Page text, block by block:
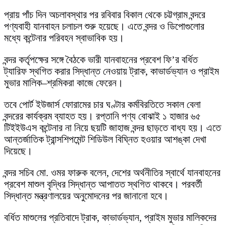
প্রায় পাঁচ দিন অচলাবস্থার পর রবিবার বিকাল থেকে চট্টগ্রাম বন্দরে
পণ্যবাহী যানবাহন চলাচল শুরু হয়েছে। এতে বন্দর ও ডিপোগুলোর
মধ্যে কন্টেনার পরিবহন স্বাভাবিক হয়।
বন্দর কর্তৃপক্ষের সঙ্গে বৈঠকে ভারী যানবাহনের প্রবেশ ফি’র বর্ধিত
ট্যারিফ স্থগিত করার সিদ্ধান্ত নেওয়ায় ট্রাক, কাভার্ডভ্যান ও প্রাইম
মুভার মালিক–শ্রমিকরা কাজে ফেরেন।
তবে পোর্ট ইউজার্স ফোরামের চার ঘণ্টার কর্মবিরতিতে সকাল বেলা
বন্দরের কার্যক্রম ব্যাহত হয়। রপ্তানি পণ্য বোঝাই ১ হাজার ৬৫
টিইইউএস কন্টেনার না নিয়ে ছয়টি জাহাজ বন্দর ছাড়তে বাধ্য হয়। এতে
আন্তর্জাতিক ট্রান্সশিপমেন্ট শিডিউল বিঘ্নিত হওয়ার আশঙ্কা দেখা
দিয়েছে।
বন্দর সচিব মো. ওমর ফারুক বলেন, দেশের অর্থনীতির স্বার্থে যানবাহনের
প্রবেশ মাশুল বৃদ্ধির সিদ্ধান্ত আপাতত স্থগিত থাকবে। পরবর্তী
সিদ্ধান্ত মন্ত্রণালয়ের অনুমোদনের পর জানানো হবে।
বর্ধিত মাশুলের প্রতিবাদে ট্রাক, কাভার্ডভ্যান, প্রাইম মুভার মালিকদের